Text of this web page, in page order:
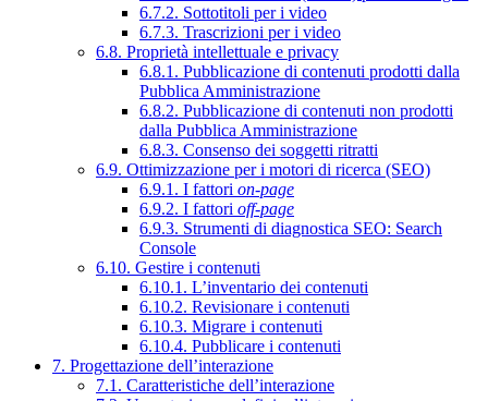
6.7.2. Sottotitoli per i video
6.7.3. Trascrizioni per i video
6.8. Proprietà intellettuale e privacy
6.8.1. Pubblicazione di contenuti prodotti dalla
Pubblica Amministrazione
6.8.2. Pubblicazione di contenuti non prodotti
dalla Pubblica Amministrazione
6.8.3. Consenso dei soggetti ritratti
6.9. Ottimizzazione per i motori di ricerca (SEO)
6.9.1. I fattori on-page
6.9.2. I fattori off-page
6.9.3. Strumenti di diagnostica SEO: Search
Console
6.10. Gestire i contenuti
6.10.1. L’inventario dei contenuti
6.10.2. Revisionare i contenuti
6.10.3. Migrare i contenuti
6.10.4. Pubblicare i contenuti
7. Progettazione dell’interazione
7.1. Caratteristiche dell’interazione